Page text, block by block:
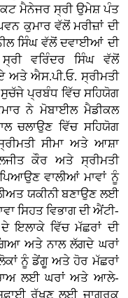
ਮੈਨੇਜਰ ਸ੍ਰੀ ਉਮੇਸ਼ ਪੰਤ
ਕੁਮਾਰ ਵੱਲੋਂ ਮਰੀਜ਼ਾਂ ਦੀ
ਸਿੰਘ ਵੱਲੋਂ ਦਵਾਈਆਂ ਦੀ
ਵਰਿੰਦਰ ਸਿੰਘ ਵੱਲੋਂ
ਅਤੇ ਐਸ.ਪੀ.ਓ. ਸ੍ਰੀਮਤੀ
ਪ੍ਰਬੰਧ ਵਿੱਚ ਸਹਿਯੋਗ
ਨੇ ਮੋਬਾਈਲ ਮੈਡੀਕਲ
ਚਲਾਉਣ ਵਿੱਚ ਸਹਿਯੋਗ
ਸੀਮਾ ਅਤੇ ਆਸ਼ਾ
ਕੌਰ ਅਤੇ ਸ੍ਰੀਮਤੀ
ਵਾਲੀਆਂ ਮਾਵਾਂ ਨੂੰ
ਯਕੀਨੀ ਬਣਾਉਣ ਲਈ
ਸਿਹਤ ਵਿਭਾਗ ਦੀ ਐਂਟੀ-
ਇਲਾਕੇ ਵਿੱਚ ਮੱਛਰਾਂ ਦੀ
ਅਤੇ ਨਾਲ ਲੱਗਦੇ ਘਰਾਂ
ਨੂੰ ਡੇਂਗੂ ਅਤੇ ਹੋਰ ਮੱਛਰਾਂ
ਲਈ ਘਰਾਂ ਅਤੇ ਆਲੇ-
ਰੱਖਣ ਲਈ ਜਾਗਰੂਕ